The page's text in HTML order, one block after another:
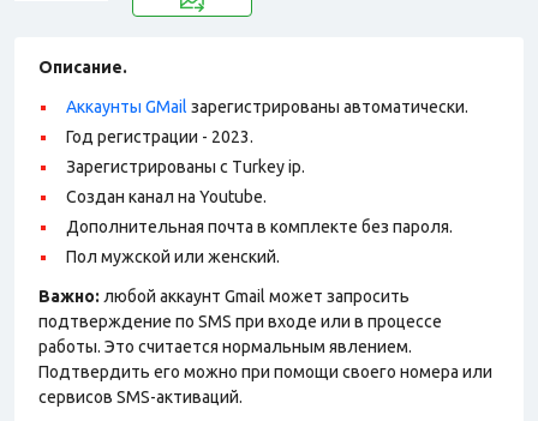
Описание.
Аккаунты GMail зарегистрированы автоматически.
Год регистрации - 2023.
Зарегистрированы с Turkey ip.
Создан канал на Youtube.
Дополнительная почта в комплекте без пароля.
Пол мужской или женский.
Важно: любой аккаунт Gmail может запросить
подтверждение по SMS при входе или в процессе
работы. Это считается нормальным явлением.
Подтвердить его можно при помощи своего номера или
сервисов SMS-активаций.